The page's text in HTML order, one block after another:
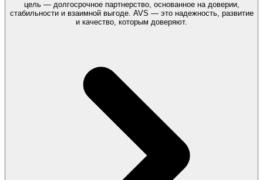
цель — долгосрочное партнерство, основанное на доверии,
стабильности и взаимной выгоде. AVS — это надежность, развитие
и качество, которым доверяют.